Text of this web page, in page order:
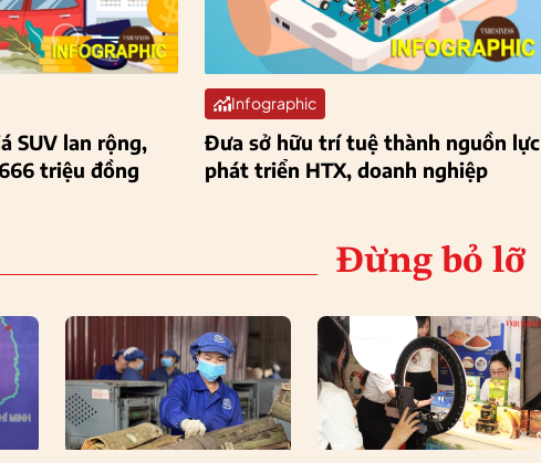
SUV lan rộng,
triệu đồng
Infographic
Đưa sở hữu trí tuệ thành nguồn lực
phát triển HTX, doanh nghiệp
Đừng bỏ lỡ